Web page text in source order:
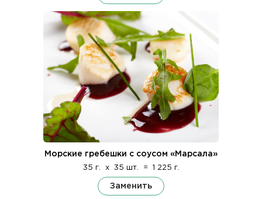
Морские гребешки с соусом «Марсала»
35 г. x 35 шт. = 1 225 г.
Заменить